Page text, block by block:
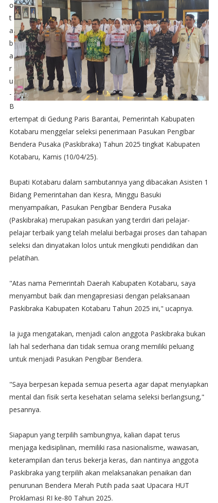
o
t
a
b
a
r
u
-
B
ertempat di Gedung Paris Barantai, Pemerintah Kabupaten
Kotabaru menggelar seleksi penerimaan Pasukan Pengibar
Bendera Pusaka (Paskibraka) Tahun 2025 tingkat Kabupaten
Kotabaru, Kamis (10/04/25).
Bupati Kotabaru dalam sambutannya yang dibacakan Asisten 1
Bidang Pemerintahan dan Kesra, Minggu Basuki
menyampaikan, Pasukan Pengibar Bendera Pusaka
(Paskibraka) merupakan pasukan yang terdiri dari pelajar-
pelajar terbaik yang telah melalui berbagai proses dan tahapan
seleksi dan dinyatakan lolos untuk mengikuti pendidikan dan
pelatihan.
"Atas nama Pemerintah Daerah Kabupaten Kotabaru, saya
menyambut baik dan mengapresiasi dengan pelaksanaan
Paskibraka Kabupaten Kotabaru Tahun 2025 ini," ucapnya.
Ia juga mengatakan, menjadi calon anggota Paskibraka bukan
lah hal sederhana dan tidak semua orang memiliki peluang
untuk menjadi Pasukan Pengibar Bendera.
"Saya berpesan kepada semua peserta agar dapat menyiapkan
mental dan fisik serta kesehatan selama seleksi berlangsung,"
pesannya.
Siapapun yang terpilih sambungnya, kalian dapat terus
menjaga kedisiplinan, memiliki rasa nasionalisme, wawasan,
keterampilan dan terus bekerja keras, dan nantinya anggota
Paskibraka yang terpilih akan melaksanakan penaikan dan
penurunan Bendera Merah Putih pada saat Upacara HUT
Proklamasi RI ke-80 Tahun 2025.